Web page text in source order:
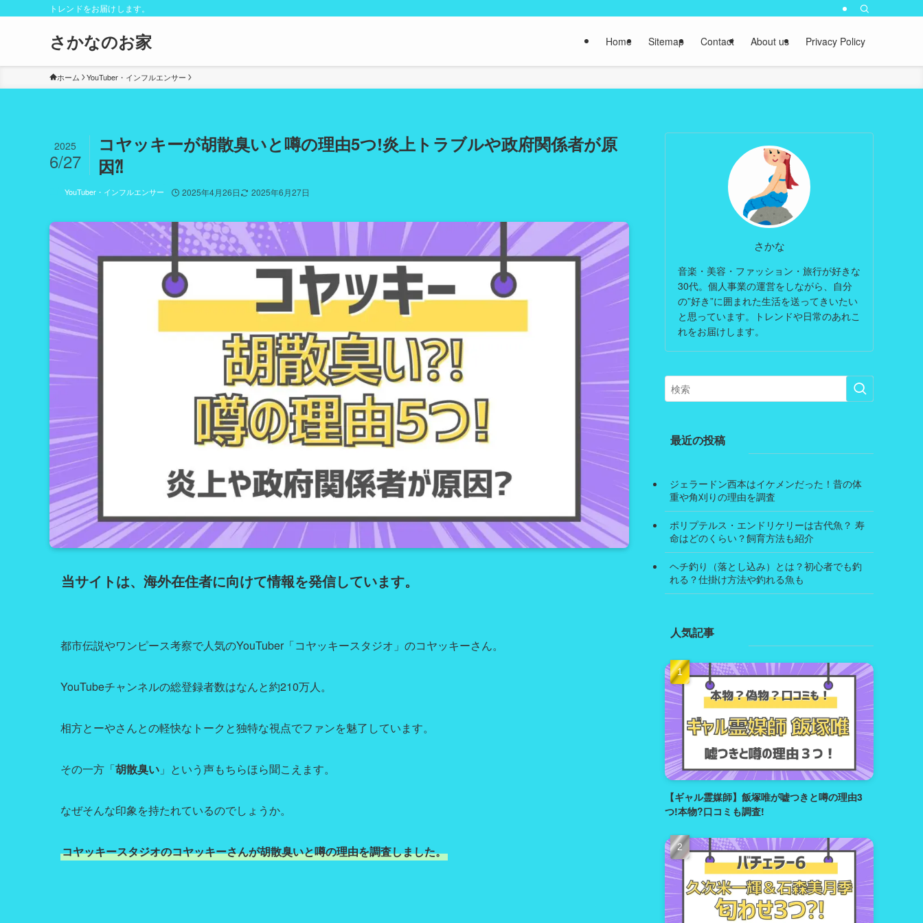
トレンドをお届けします。
さかなのお家 Home Sitemap Contact About us Privacy Policy
ホーム YouTuber・インフルエンサー
コヤッキーが胡散臭いと噂の理由5つ!炎上トラブルや政府関係者が原
因⁈
2025
6/27
YouTuber・インフルエンサー 2025年4月26日 2025年6月27日
当サイトは、海外在住者に向けて情報を発信しています。
都市伝説やワンピース考察で人気のYouTuber「コヤッキースタジオ」のコヤッキーさん。
YouTubeチャンネルの総登録者数はなんと約210万人。
相方とーやさんとの軽快なトークと独特な視点でファンを魅了しています。
その一方「胡散臭い 」という声もちらほら聞こえます。
なぜそんな印象を持たれているのでしょうか。
コヤッキースタジオのコヤッキーさんが胡散臭いと噂の理由を調査しました。
さかな
音楽・美容・ファッション・旅行が好きな
30代。個人事業の運営をしながら、自分
の”好き”に囲まれた生活を送ってきいたい
と思っています。トレンドや日常のあれこ
れをお届けします。
最近の投稿
ジェラードン西本はイケメンだった！昔の体
重や角刈りの理由を調査
ポリプテルス・エンドリケリーは古代魚？ 寿
命はどのくらい？飼育方法も紹介
ヘチ釣り（落とし込み）とは？初心者でも釣
れる？仕掛け方法や釣れる魚も
人気記事
【ギャル霊媒師】飯塚唯が嘘つきと噂の理由3
つ!本物?口コミも調査!